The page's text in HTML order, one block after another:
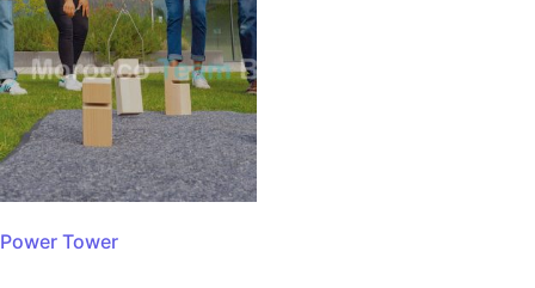
Power Tower